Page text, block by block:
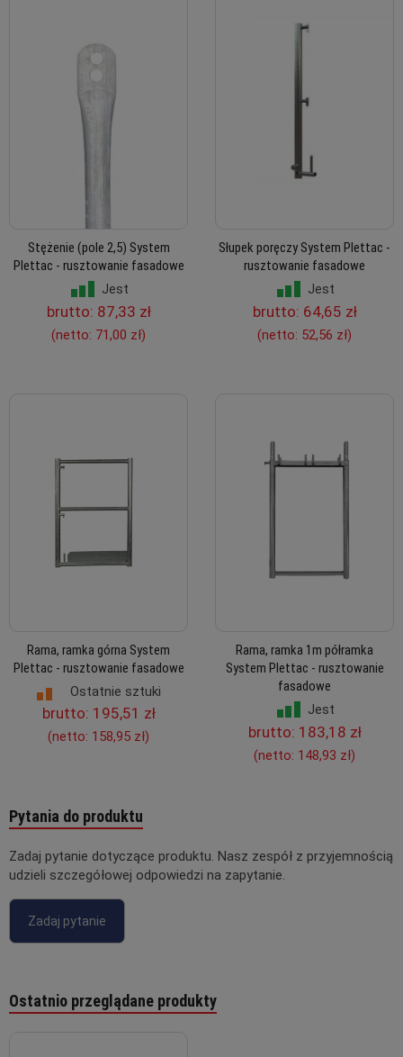
Stężenie (pole 2,5) System
Plettac - rusztowanie fasadowe
Jest
brutto: 87,33 zł
(netto: 71,00 zł)
Słupek poręczy System Plettac -
rusztowanie fasadowe
Jest
brutto: 64,65 zł
(netto: 52,56 zł)
Rama, ramka górna System
Plettac - rusztowanie fasadowe
Ostatnie sztuki
brutto: 195,51 zł
(netto: 158,95 zł)
Rama, ramka 1m półramka
System Plettac - rusztowanie
fasadowe
Jest
brutto: 183,18 zł
(netto: 148,93 zł)
Pytania do produktu
Zadaj pytanie dotyczące produktu. Nasz zespół z przyjemnością
udzieli szczegółowej odpowiedzi na zapytanie.
Zadaj pytanie
Ostatnio przeglądane produkty